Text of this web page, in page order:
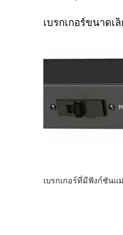
เบรกเกอร์ขนาดเ
เบรกเกอร์ที่มีฟังก์ชันแ